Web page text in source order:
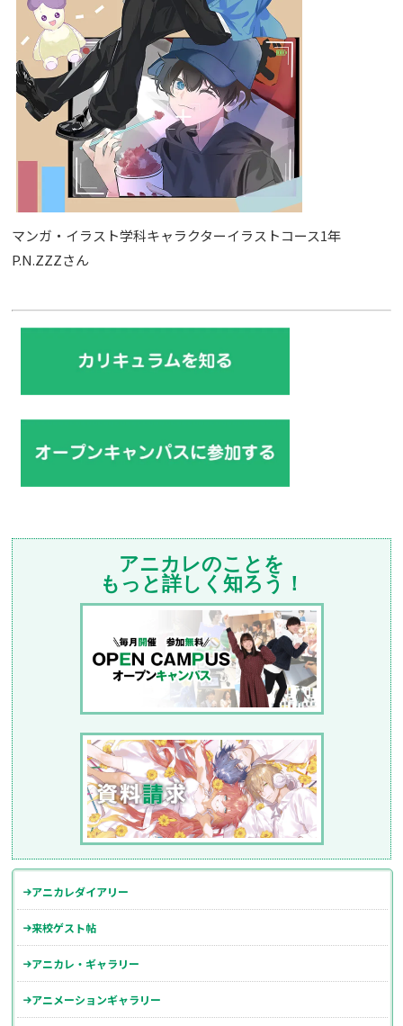
マンガ・イラスト学科キャラクターイラストコース1年
P.N.ZZZさん
アニカレのことを
もっと詳しく知ろう！
アニカレダイアリー
来校ゲスト帖
アニカレ・ギャラリー
アニメーションギャラリー